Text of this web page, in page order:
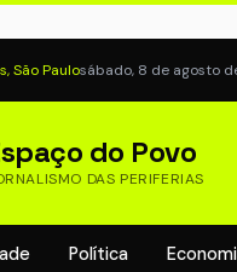
São Paulosábado, 8 de agosto
do Povo
DAS PERIFERIAS
Política